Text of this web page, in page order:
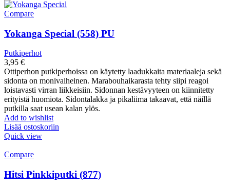
Compare
Yokanga Special (558) PU
Putkiperhot
3,95 €
Ottiperhon putkiperhoissa on käytetty laadukkaita materiaaleja sekä
sidonta on monivaiheinen. Marabouhaikarasta tehty siipi reagoi
loistavasti virran liikkeisiin. Sidonnan kestävyyteen on kiinnitetty
erityistä huomiota. Sidontalakka ja pikaliima takaavat, että näillä
putkilla saat usean kalan ylös.
Add to wishlist
Lisää ostoskoriin
Quick view
Compare
Hitsi Pinkkiputki (877)